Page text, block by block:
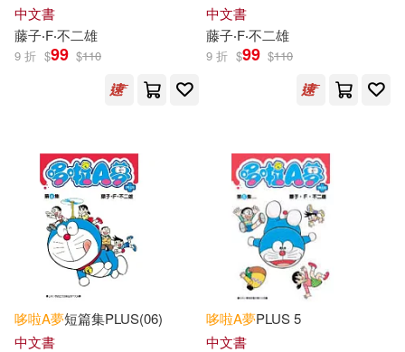
中文書
藤子‧F‧不二雄
9 折 $99 $110
中文書
藤子‧F‧不二雄
9 折 $99 $110
哆啦A夢短篇集PLUS(06)
中文書
哆啦A夢PLUS 5
中文書